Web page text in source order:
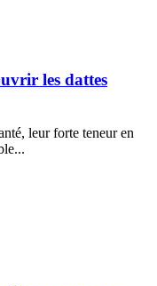
les dattes
leur forte teneur en